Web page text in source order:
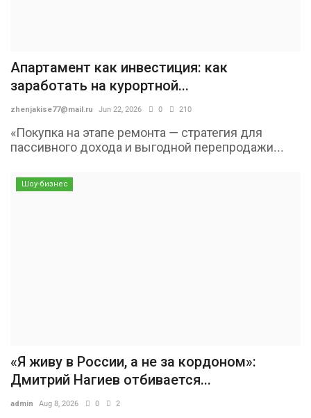
Апартамент как инвестиция: как
заработать на курортной...
zhenjakise77@mail.ru Jun 22, 2026 0 210
«Покупка на этапе ремонта — стратегия для
пассивного дохода и выгодной перепродажи...
Шоу-бизнес
«Я живу в России, а не за кордоном»:
Дмитрий Нагиев отбивается...
admin Aug 8, 2026 0 2